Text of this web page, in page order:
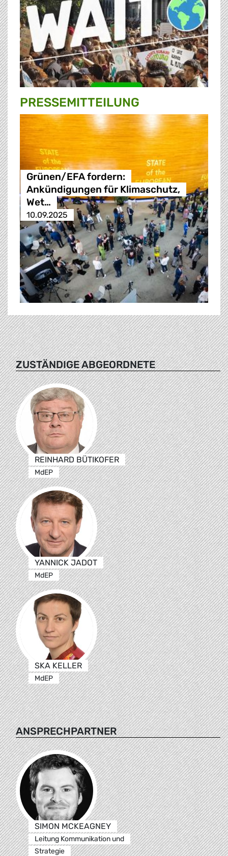
PRESSE­MITTEILUNG
Grünen/EFA fordern:
Ankündigungen für Klimaschutz,
Wet…
10.09.2025
ZUSTÄNDIGE ABGEORDNETE
REINHARD BÜTIKOFER
MdEP
YANNICK JADOT
MdEP
SKA KELLER
MdEP
ANSPRECHPARTNER
SIMON MCKEAGNEY
Leitung Kommunikation und
Strategie